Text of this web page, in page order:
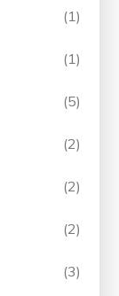
(1)
(1)
(5)
(2)
(2)
(2)
(3)